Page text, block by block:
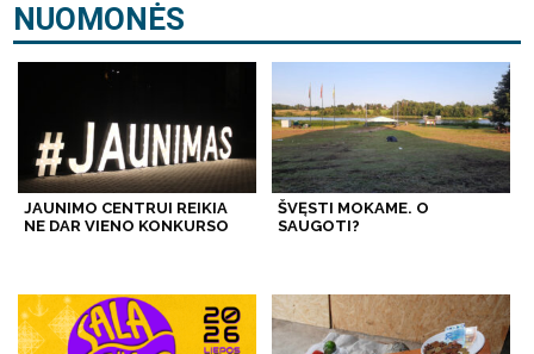
NUOMONĖS
JAUNIMO CENTRUI REIKIA
NE DAR VIENO KONKURSO
ŠVĘSTI MOKAME. O
SAUGOTI?